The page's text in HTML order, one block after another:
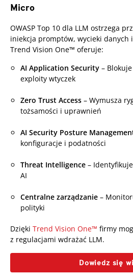
Micro
OWASP Top 10 dla LLM ostrzega
iniekcja promptów, wycieki danych
Trend Vision One™ oferuje:
AI Application Security –
exploity wtyczek
Zero Trust Access – Wymusza
tożsamości i uprawnień
AI Security Posture
konfiguracje i podatności
Threat Intelligence –
AI
Centralne zarządzanie –
polityki
Dzięki Trend Vision One™
One-Platform
firmy
z regulacjami wdrażać LLM.
Dowiedz się